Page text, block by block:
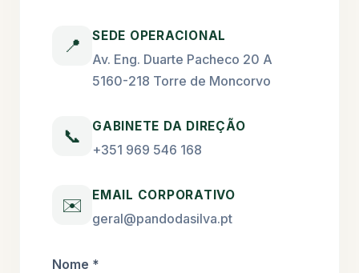
📍 SEDE OPERACIONAL
Av. Eng. Duarte Pacheco 20 A
5160-218 Torre de Moncorvo
📞 GABINETE DA DIREÇÃO
+351 969 546 168
✉️ EMAIL CORPORATIVO
geral@pandodasilva.pt
Nome *